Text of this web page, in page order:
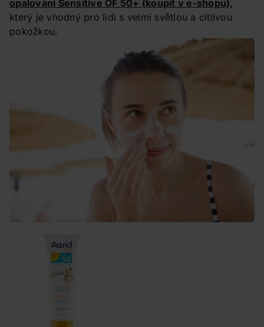
opalování Sensitive OF 50+ (koupit v e-shopu),
který je vhodný pro lidi s velmi světlou a citlivou
pokožkou.